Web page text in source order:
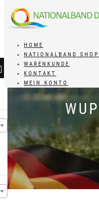
HOME
NATIONALBAND SHOP
WARENKUNDE
KONTAKT
MEIN KONTO